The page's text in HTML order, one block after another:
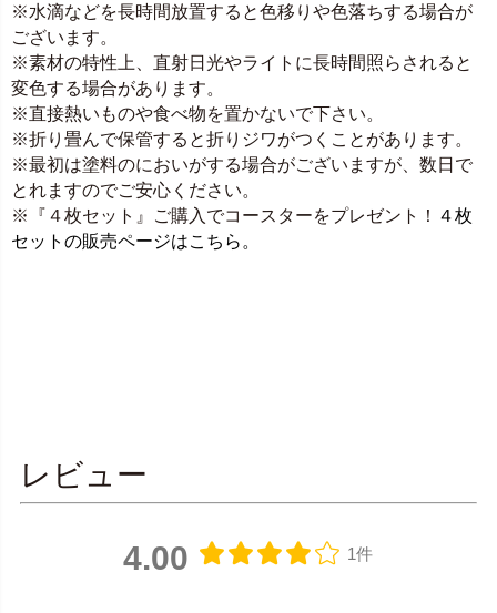
※水滴などを長時間放置すると色移りや色落ちする場合が
ございます。
※素材の特性上、直射日光やライトに長時間照らされると
変色する場合があります。
※直接熱いものや食べ物を置かないで下さい。
※折り畳んで保管すると折りジワがつくことがあります。
※最初は塗料のにおいがする場合がございますが、数日で
とれますのでご安心ください。
※『４枚セット』ご購入でコースターをプレゼント！ ４枚
セットの販売ページはこちら。
レビュー
4.00 1件